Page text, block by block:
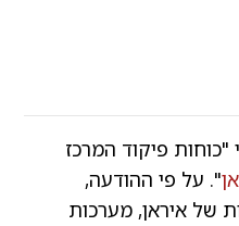
פיקוד המרכז
". על פי ההודעה,
של איראן, מערכות